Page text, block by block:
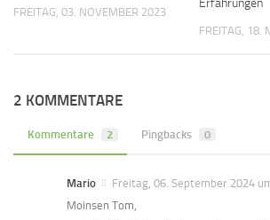
FREITAG, 03. NOVEMBER 2023
Erfahrungen
FREITAG, 18.
2 KOMMENTARE
Kommentare 2 Pingbacks 0
Mario
Freitag, 06. September 2024
Moinsen Tom,